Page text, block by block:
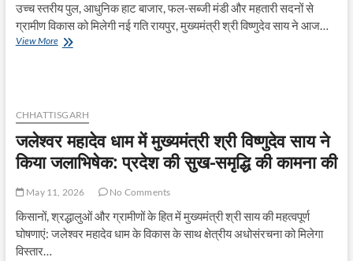
जीवंत
बनाए
रखने
का
विष्णुदेव
साय
उच्च स्तरीय पुल, आधुनिक हाट बाजार, फल-सब्जी मंडी और महतारी सदनों से
ग्रामीण विकास को मिलेगी नई गति रायपुर, मुख्यमंत्री श्री विष्णुदेव साय ने आज…
View Moreमुख्यमंत्री
कुनकुरी
क्षेत्र
को
विकास
की
बड़ी
सौगात:
16
CHHATTISGARH
जलेश्वर महादेव धाम में मुख्यमंत्री श्री विष्णुदेव साय ने
किया जलाभिषेक: प्रदेश की सुख-समृद्धि की कामना की
May 11, 2026 No Comments
किसानों, श्रद्धालुओं और ग्रामीणों के हित में मुख्यमंत्री श्री साय की महत्वपूर्ण
घोषणाएं: जलेश्वर महादेव धाम के विकास के साथ क्षेत्रीय अधोसंरचना को मिलेगा
विस्तार…